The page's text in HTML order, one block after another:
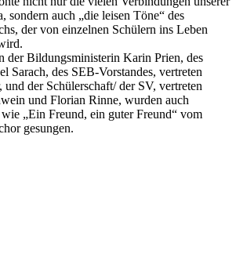
sondern auch „die leisen Töne“ des
der von einzelnen Schülern ins Leben
der Bildungsministerin Karin Prien, des
Sarach, des SEB-Vorstandes, vertreten
der Schülerschaft/ der SV, vertreten
und Florian Rinne, wurden auch
„Ein Freund, ein guter Freund“ vom
gesungen.